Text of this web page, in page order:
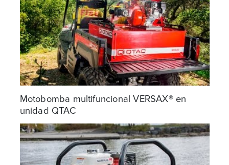
Motobomba multifuncional VERSAX® en
unidad QTAC